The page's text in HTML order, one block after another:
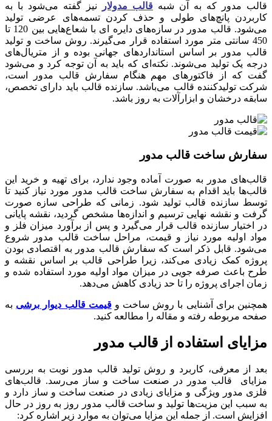
قالب مدور که به آن شبه قالب مدولار
نیز گفته می‌شود با به
کاربردن پانچ‌های طولی و حذف کردن تسمه‌های عرضی تولید
می‌شود. قالب مدور در سازه‌های دایره ای با شعاع‌هایی بین 120 تا
450 سانتی متر مورد استفاده قرار می‌گیرند. روش ساخت و تولید
قالب مدور بر اساس استاندارد‌های جهانی بوده و از متریال‌های
درجه یک تولید می‌شوند. نکته‌ای که باید به آن توجه کرد و می‌شود
گفت که از فاکتور‌های مهم هنگام سفارش قالب مدور است،
شرکت تولیدکننده قالب می‌باشد. سازنده قالب باید دارای تخصص،
سابقه درخشان و ابزارآلات به روز باشد.
سفارش ساخت قالب مدور
قالب‌های مدور به صورت آماده وجود ندارد، برای تهیه و خرید این
قالب‌ها باید اقدام به سفارش ساخت قالب مدور مورد نیاز کنید تا
توسط سازنده قالب تولید شود. زمانی که طراحی سازه صورت
گرفت و نقشه نهایی ترسیم و اندازه‌ها مشخص گردید، نقشه پایانی
در اختیار سازنده قالب قرار می‌گیرد و پس از برآورد میزان فلز و
مواد اولیه مورد نیاز و قیمت، مراحل ساخت قالب مدور شروع
می‌شود. قابل ذکر است که سفارش قالب مدور به اقتصادی بودن
پروژه کمک زیادی می‌کند، زیرا طراحی قالب بر اساس نقشه و
طرح باعث صرفه جویی در میزان مواد اولیه مورد استفاده شده و
زمان اجرای پروژه را تا حد زیادی کاهش می‌دهد.
همچنین برای آشنایی با روش ساخت وقیمت قالب دیوار برشی به
صفحه مربوطه رفته و مقاله را مطالعه کنید.
مزایای استفاده از قالب مدور
بعد از معرفی، کاربرد و روش تولید قالب مدور نوبت به بررسی
مزایای قالب مدور در صنعت ساخت و ساز می‌رسد. قالب‌های
فلزی مدور ویژگی و مزایای زیادی در صنعت ساخت و ساز دارد و
به سبب این مزیت‌ها تولید و ساخت قالب مدور روز به روز در حال
افزایش است. از جمله این مزایا می‌توان به موارد زیر اشاره کرد: